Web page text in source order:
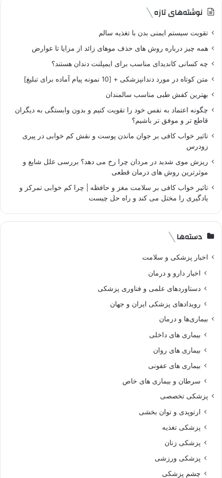
نوشته‌های تازه
تقویت سیستم ایمنی بدن با تغذیه سالم
همه چیز درباره روش های حذف موهای زائد از مزایا تا عوارض
چه کسانی کاندیدای مناسب برای ایمپلنت دندان هستند؟
متن کوتاه در مورد دندانپزشکی + [10 نمونه پیام آماده برای تبلیغ]
بهترین کفش طبی مناسب سالمندان
چگونه اعتماد به نفس خود را تقویت کنیم و بدون وابستگی به دیگران
قاطع تر و موفق تر باشیم؟
تاثیر خواب کافی بر جوان ماندن پوست و نقش کم خوابی در پیری
زودرس
ریزش موی شدید در مردان چرا رخ می دهد؟ بررسی علل شایع و
موثرترین روش های درمان قطعی
تاثیر خواب کافی بر سلامت مغز و حافظه | چرا کم خوابی تمرکز و
یادگیری را مختل می کند و راه حل چیست
دسته‌ها
اخبار پزشکی و سلامت
اخبار دارو و درمان
دستاوردهای علمی و فناوری پزشکی
رویدادهای پزشکی ایران و جهان
بیماری‌ها و درمان
بیماری های داخلی
بیماری های روان‌
بیماری های عفونی
سرطان و بیماری های خاص
پزشکی تخصصی
ارتوپدی و توان بخشی
پزشکی تغذیه
پزشکی زنان
پزشکی ورزشی
چشم پزشکی